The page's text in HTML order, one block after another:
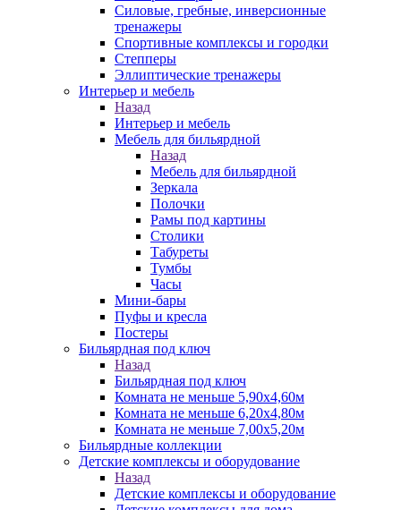
Силовые, гребные, инверсионные
тренажеры
Спортивные комплексы и городки
Степперы
Эллиптические тренажеры
Интерьер и мебель
Назад
Интерьер и мебель
Мебель для бильярдной
Назад
Мебель для бильярдной
Зеркала
Полочки
Рамы под картины
Столики
Табуреты
Тумбы
Часы
Мини-бары
Пуфы и кресла
Постеры
Бильярдная под ключ
Назад
Бильярдная под ключ
Комната не меньше 5,90х4,60м
Комната не меньше 6,20х4,80м
Комната не меньше 7,00х5,20м
Бильярдные коллекции
Детские комплексы и оборудование
Назад
Детские комплексы и оборудование